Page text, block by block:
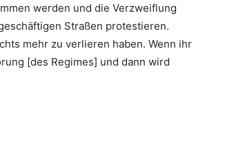
werden und die Verzweiflung
Straßen protestieren.
mehr zu verlieren haben. Wenn ihr
[des Regimes] und dann wird